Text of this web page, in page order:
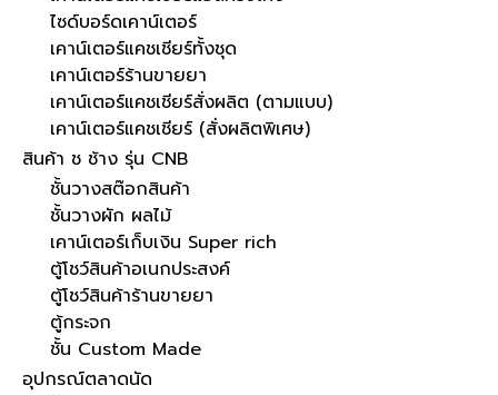
ไซด์บอร์ดเคาน์เตอร์
เคาน์เตอร์แคชเชียร์ทั้งชุด
เคาน์เตอร์ร้านขายยา
เคาน์เตอร์แคชเชียร์สั่งผลิต (ตามแบบ)
เคาน์เตอร์แคชเชียร์ (สั่งผลิตพิเศษ)
สินค้า ช ช้าง รุ่น CNB
ชั้นวางสต๊อกสินค้า
ชั้นวางผัก ผลไม้
เคาน์เตอร์เก็บเงิน Super rich
ตู้โชว์สินค้าอเนกประสงค์
ตู้โชว์สินค้าร้านขายยา
ตู้กระจก
ชั้น Custom Made
อุปกรณ์ตลาดนัด